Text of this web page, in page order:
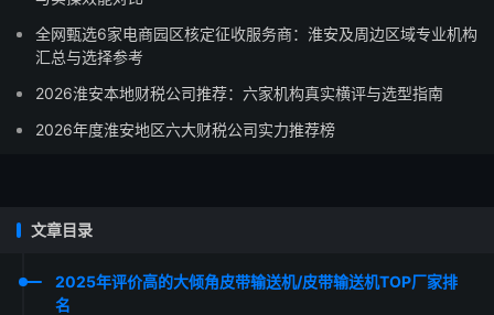
全网甄选6家电商园区核定征收服务商：淮安及周边区域专业机构
汇总与选择参考
2026淮安本地财税公司推荐：六家机构真实横评与选型指南
2026年度淮安地区六大财税公司实力推荐榜
文章目录
2025年评价高的大倾角皮带输送机/皮带输送机TOP厂家排
名